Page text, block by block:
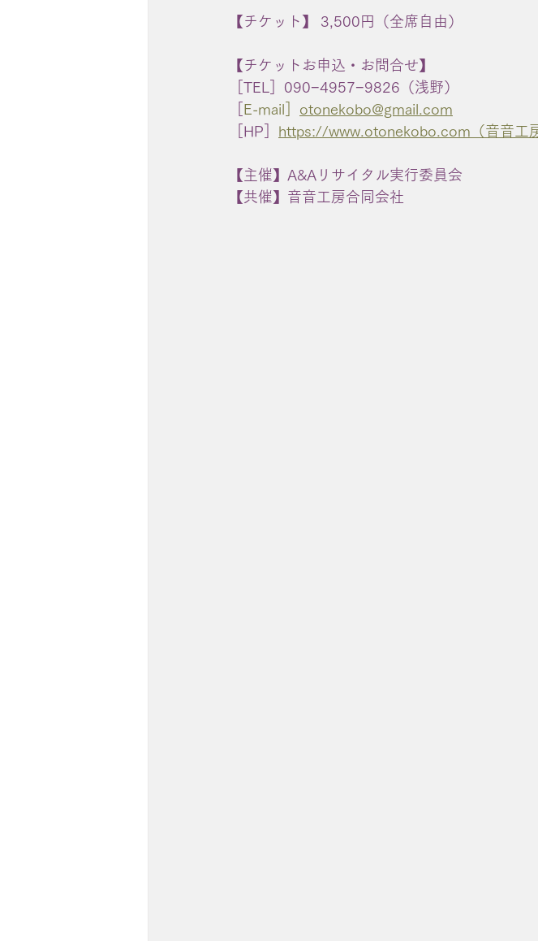
【チケット】 3,500円（全席自由）
【チケットお申込・お問合せ】
［TEL］090−4957−9826（浅野）
E-mail］ otonekobo@gmail.com
［HP］ https://www.otonekobo.com（音音工
【主催】A&Aリサイタル実行委員会
【共催】音音工房合同会社